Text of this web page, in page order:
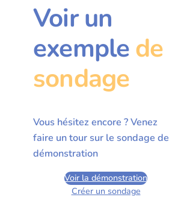
Voir un
exemplede
sondage
Vous hésitez encore ? Venez
faire un tour sur le sondage de
démonstration
Voir la démonstration
Créer un sondage